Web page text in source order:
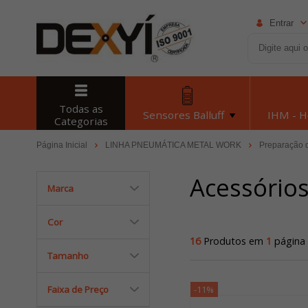
Entrar
Todas as
Categorias
Sensores Balluff IHM -
Página Inicial LINHA PNEUMÁTICA METAL WORK Preparação
Marca
Cor
Tamanho
Faixa de Preço
Acessórios
16 Produtos em 1 página
-11%